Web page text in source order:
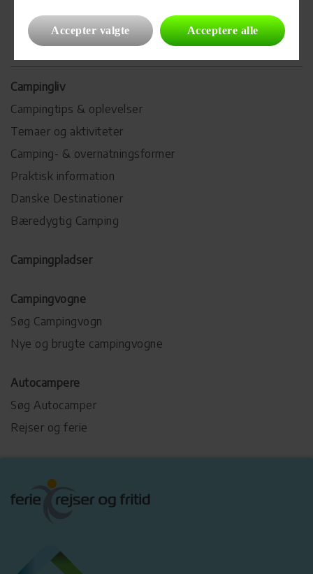
Campingliv
Campingtips & oplevelser
Temaer og aktiviteter
Camping- & overnatningsformer
Praktisk information
Danske Destinationer
Bæredygtig Camping
Campingpladser
Campingvogne
Søg Campingvogn
Nye og brugte campingvogne
Autocampere
Søg Autocamper
Rejser og ferie
Accepter valgte Acceptere alle